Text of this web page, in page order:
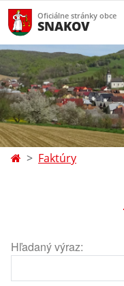
Oficiálne stránky obce
SNAKOV
Faktúry
Hľadaný výraz: